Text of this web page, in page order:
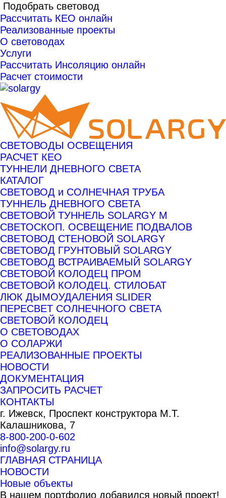
Подобрать световод
Рассчитать КЕО онлайн
Реализованные проекты
О световодах
Услуги
Рассчитать Инсоляцию онлайн
Расчет стоимости
СВЕТОВОДЫ ОСВЕЩЕНИЯ
РАСЧЕТ КЕО
ТУННЕЛИ ДНЕВНОГО СВЕТА
КАТАЛОГ
СВЕТОВОД и СОЛНЕЧНАЯ ТРУБА
ТУННЕЛЬ ДНЕВНОГО СВЕТА
СВЕТОВОЙ ТУННЕЛЬ SOLARGY М
СВЕТОСКОП. ОСВЕЩЕНИЕ ПОДВАЛОВ
СВЕТОВОД СТЕНОВОЙ SOLARGY
СВЕТОВОД ГРУНТОВЫЙ SOLARGY
СВЕТОВОД ВСТРАИВАЕМЫЙ SOLARGY
СВЕТОВОЙ КОЛОДЕЦ ПРОМ
СВЕТОВОЙ КОЛОДЕЦ. СТИЛОБАТ
ЛЮК ДЫМОУДАЛЕНИЯ SLIDER
ПЕРЕСВЕТ СОЛНЕЧНОГО СВЕТА
СВЕТОВОЙ КОЛОДЕЦ
О СВЕТОВОДАХ
О СОЛАРЖИ
РЕАЛИЗОВАННЫЕ ПРОЕКТЫ
НОВОСТИ
ДОКУМЕНТАЦИЯ
ЗАПРОСИТЬ РАСЧЕТ
КОНТАКТЫ
г. Ижевск, Проспект конструктора М.Т.
Калашникова, 7
8-800-200-0-602
info@solargy.ru
ГЛАВНАЯ СТРАНИЦА
НОВОСТИ
Новые объекты
В нашем портфолио добавился новый проект!